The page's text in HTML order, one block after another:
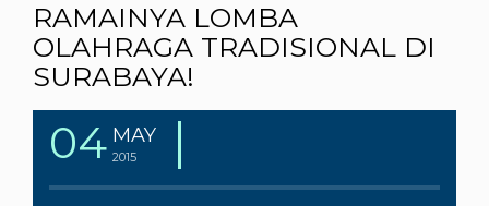
RAMAINYA LOMBA
OLAHRAGA TRADISIONAL DI
SURABAYA!
04 MAY
2015